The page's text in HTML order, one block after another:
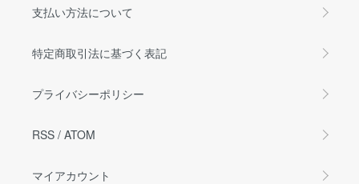
支払い方法について
特定商取引法に基づく表記
プライバシーポリシー
RSS / ATOM
マイアカウント